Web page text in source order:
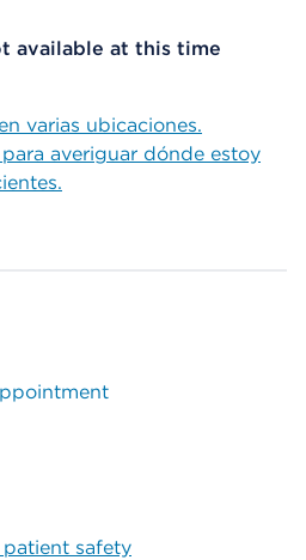
available at this time
varias ubicaciones.
averiguar dónde estoy
safety